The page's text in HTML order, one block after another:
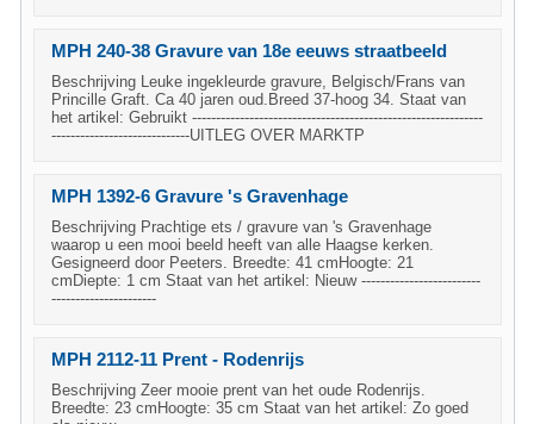
MPH 240-38 Gravure van 18e eeuws straatbeeld
Beschrijving Leuke ingekleurde gravure, Belgisch/Frans van
Princille Graft. Ca 40 jaren oud.Breed 37-hoog 34. Staat van
het artikel: Gebruikt -------------------------------------------------------------
-----------------------------UITLEG OVER MARKTP
MPH 1392-6 Gravure 's Gravenhage
Beschrijving Prachtige ets / gravure van 's Gravenhage
waarop u een mooi beeld heeft van alle Haagse kerken.
Gesigneerd door Peeters. Breedte: 41 cmHoogte: 21
cmDiepte: 1 cm Staat van het artikel: Nieuw -------------------------
----------------------
MPH 2112-11 Prent - Rodenrijs
Beschrijving Zeer mooie prent van het oude Rodenrijs.
Breedte: 23 cmHoogte: 35 cm Staat van het artikel: Zo goed